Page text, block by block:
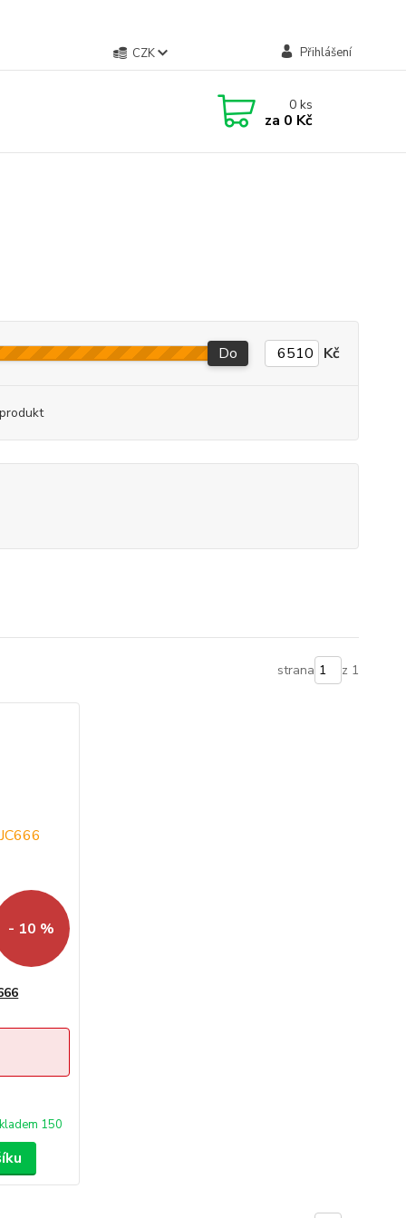
CZK Přihlášení
0ks
za 0 Kč
Do Kč
strana z 1
- 10 %
150